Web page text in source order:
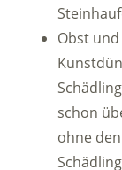
Obst
schon
ohne